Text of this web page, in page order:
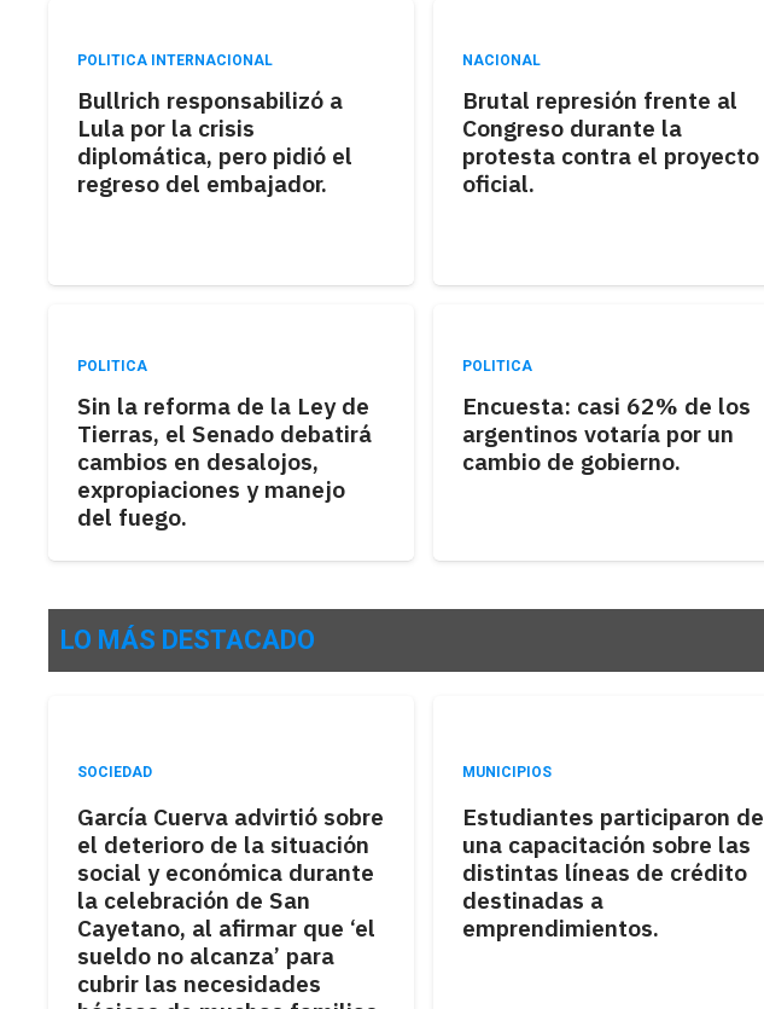
POLITICA INTERNACIONAL
Bullrich responsabilizó a
Lula por la crisis
diplomática, pero pidió el
regreso del embajador.
NACIONAL
Brutal represión frente al
Congreso durante la
protesta contra el proyecto
oficial.
POLITICA
Sin la reforma de la Ley de
Tierras, el Senado debatirá
cambios en desalojos,
expropiaciones y manejo
del fuego.
POLITICA
Encuesta: casi 62% de los
argentinos votaría por un
cambio de gobierno.
LO MÁS DESTACADO
SOCIEDAD
García Cuerva advirtió sobre
el deterioro de la situación
social y económica durante
la celebración de San
Cayetano, al afirmar que ‘el
sueldo no alcanza’ para
cubrir las necesidades
MUNICIPIOS
Estudiantes participaron de
una capacitación sobre las
distintas líneas de crédito
destinadas a
emprendimientos.